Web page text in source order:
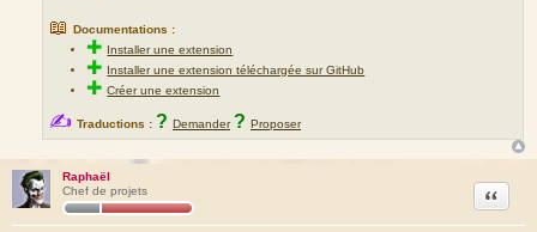
📖 Documentations :
✚ Installer une extension
✚ Installer une extension téléchargée sur GitHub
✚Créer une extension
✍ Traductions : ? Demander ? Proposer
Raphaël
Chef de projets
Citation